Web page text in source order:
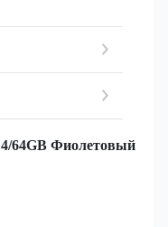
64GB Фиолетовый